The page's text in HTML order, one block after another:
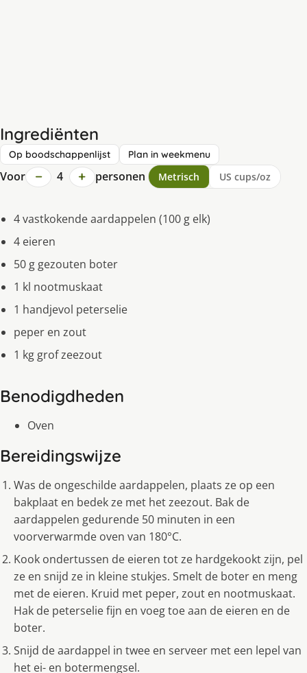
Ingrediënten
Op boodschappenlijst Plan in weekmenu
Voor − 4 + personen Metrisch US cups/oz
4 vastkokende aardappelen (100 g elk)
4 eieren
50 g gezouten boter
1 kl nootmuskaat
1 handjevol peterselie
peper en zout
1 kg grof zeezout
Benodigdheden
Oven
Bereidingswijze
Was de ongeschilde aardappelen, plaats ze op een
bakplaat en bedek ze met het zeezout. Bak de
aardappelen gedurende 50 minuten in een
voorverwarmde oven van 180°C.
Kook ondertussen de eieren tot ze hardgekookt zijn, pel
ze en snijd ze in kleine stukjes. Smelt de boter en meng
met de eieren. Kruid met peper, zout en nootmuskaat.
Hak de peterselie fijn en voeg toe aan de eieren en de
boter.
Snijd de aardappel in twee en serveer met een lepel van
het ei- en botermengsel.